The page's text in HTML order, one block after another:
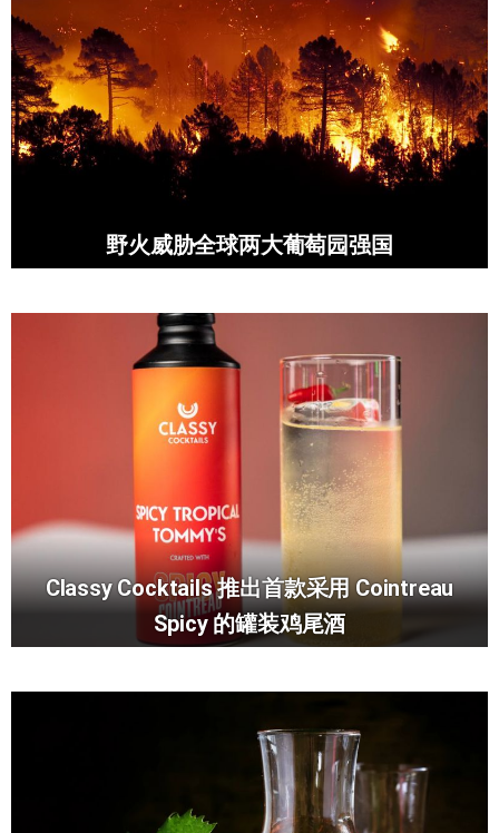
野火威胁全球两大葡萄园强国
Classy Cocktails 推出首款采用 Cointreau
Spicy 的罐装鸡尾酒